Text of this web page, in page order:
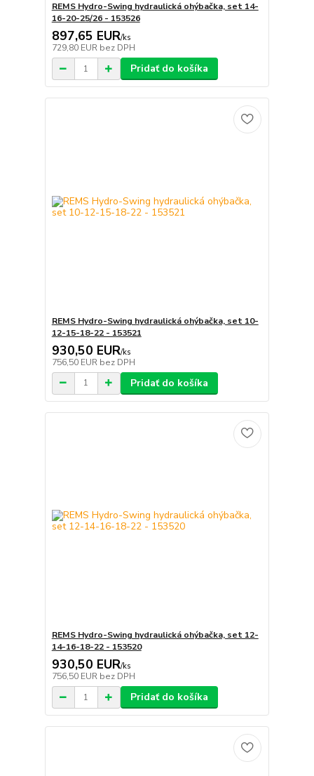
REMS Hydro-Swing hydraulická ohýbačka, set 14-
16-20-25/26 - 153526
897,65 EUR/ks
729,80 EUR bez DPH
Pridať do košíka
REMS Hydro-Swing hydraulická ohýbačka, set 10-
12-15-18-22 - 153521
930,50 EUR/ks
756,50 EUR bez DPH
Pridať do košíka
REMS Hydro-Swing hydraulická ohýbačka, set 12-
14-16-18-22 - 153520
930,50 EUR/ks
756,50 EUR bez DPH
Pridať do košíka